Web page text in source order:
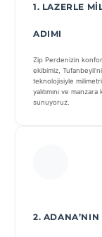
1. LAZERLE
ADIMI
Zip Perdenizin
ekibimiz,
teknolojisiyle
yalıtımını ve
sunuyoruz.
2.